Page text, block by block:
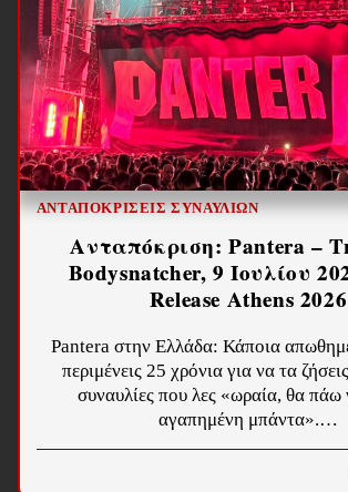
ΑΝΤΑΠΟΚΡΊΣΕΙΣ ΣΥΝΑΥΛΙΏΝ
Ανταπόκριση: Pantera –
Bodysnatcher, 9 Ιουλίου
Release Athens 2026
Pantera στην Ελλάδα: Κάποια
περιμένεις 25 χρόνια για να τα
συναυλίες που λες «ωραία, θα πάω
αγαπημένη μπάντα».…